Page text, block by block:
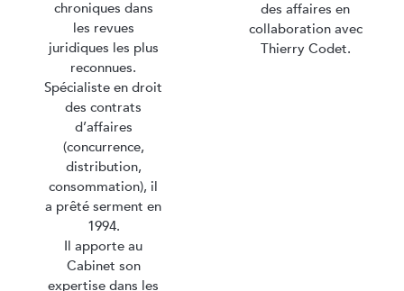
chroniques dans
les revues
juridiques les plus
reconnues.
Spécialiste en droit
des contrats
d’affaires
(concurrence,
distribution,
consommation), il
a prêté serment en
1994.
Il apporte au
Cabinet son
expertise dans les
des affaires en
collaboration avec
Thierry Codet.